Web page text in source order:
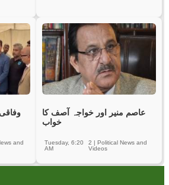
and
عاصم منیر اور خواجہ آصف کا
خواب
2 |Political News and
Videos
Tuesday, 6:20
AM